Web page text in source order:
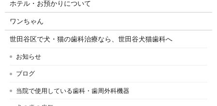
ホテル・お預かりについて
ワンちゃん
世田谷区で犬・猫の歯科治療なら、世田谷犬猫歯科へ
お知らせ
ブログ
当院で使用している歯科・歯周外科機器